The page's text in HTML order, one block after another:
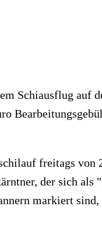
Schiausflug auf
freitags von
der sich als
markiert